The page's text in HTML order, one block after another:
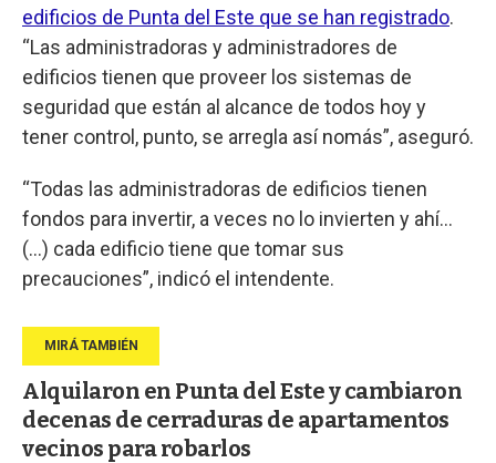
edificios de Punta del Este que se han registrado.
“Las administradoras y administradores de
edificios tienen que proveer los sistemas de
seguridad que están al alcance de todos hoy y
tener control, punto, se arregla así nomás”, aseguró.
“Todas las administradoras de edificios tienen
fondos para invertir, a veces no lo invierten y ahí...
(...) cada edificio tiene que tomar sus
precauciones”, indicó el intendente.
Alquilaron en Punta del Este y cambiaron
decenas de cerraduras de apartamentos
vecinos para robarlos